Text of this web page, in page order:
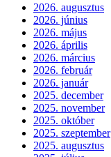
2026. augusztus
2026. június
2026. május
2026. április
2026. március
2026. február
2026. január
2025. december
2025. november
2025. október
2025. szeptember
2025. augusztus